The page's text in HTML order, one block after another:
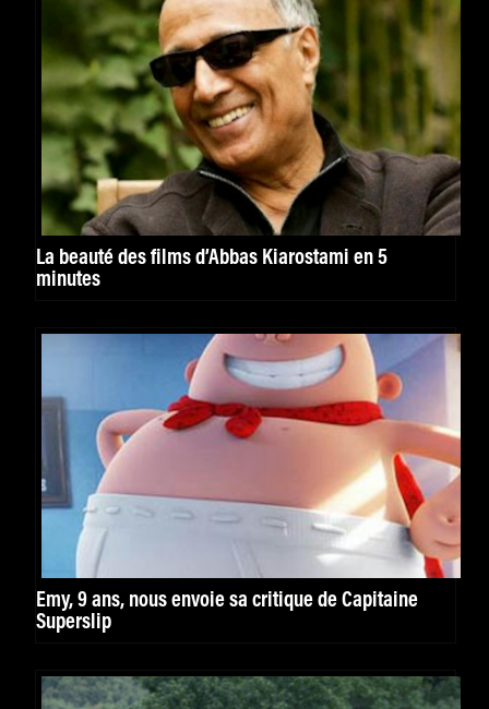
La beauté des films d’Abbas Kiarostami en 5
minutes
Emy, 9 ans, nous envoie sa critique de Capitaine
Superslip